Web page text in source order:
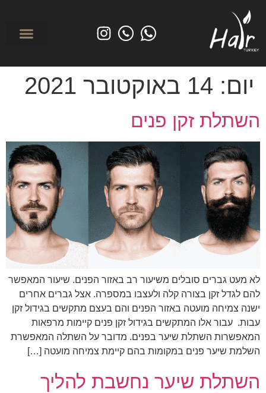
יום: 14 באוקטובר 2021
השתלת זקן פנים
לא מעט גברים סובלים משיעור רב באזור הפנים. שיעור המאפשר
להם לגדל זקן בצורה קלה ולעצבו במספרה. אצל גברים אחרים
ישנה צמיחה מועטה באזור הפנים והם בעצם מתקשים בגידול זקן
עבות. עבור אלו המתקשים בגידול זקן פנים קיימות מרפאות
המאפשרות השתלת שיער בפנים. מדובר על השתלה המאפשרת
השלמת שיער פנים במקומות בהם קיימת צמיחה מועטה […]
השתלת שיער נחשבת להליך